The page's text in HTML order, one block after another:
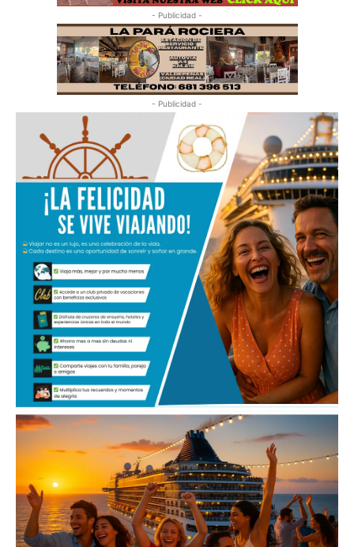
- Publicidad -
- Publicidad -